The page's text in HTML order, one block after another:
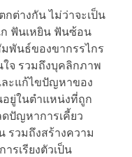
ต่างกัน ไม่ว่าจะเป็น
ฟันเหยิน ฟันซ้อน
พันธ์ของขากรรไกร
จ รวมถึงบุคลิกภาพ
ะแก้ไขปัญหาของ
อยู่ในตำแหน่งที่ถูก
ปัญหาการเคี้ยว
รวมถึงสร้างความ
รเรียงตัวเป็น